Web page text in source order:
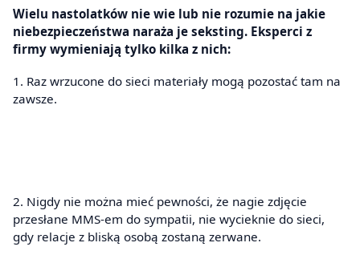
Wielu nastolatków nie wie lub nie rozumie na jakie
niebezpieczeństwa naraża je seksting. Eksperci z
firmy wymieniają tylko kilka z nich:
1. Raz wrzucone do sieci materiały mogą pozostać tam na
zawsze.
2. Nigdy nie można mieć pewności, że nagie zdjęcie
przesłane MMS-em do sympatii, nie wycieknie do sieci,
gdy relacje z bliską osobą zostaną zerwane.